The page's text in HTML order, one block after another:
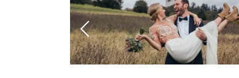
Vorheriges Bild